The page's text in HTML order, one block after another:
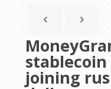
joining